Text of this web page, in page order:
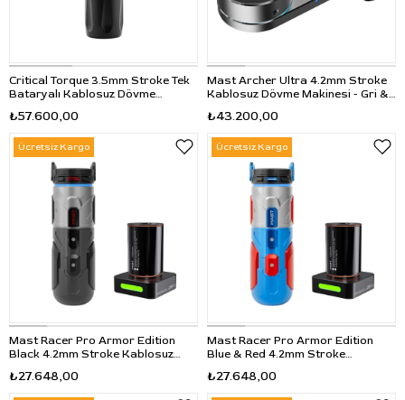
Critical Torque 3.5mm Stroke Tek
Bataryalı Kablosuz Dövme
₺57.600,00
Mast Archer Ultra 4.2mm Stroke
Kablosuz Dövme Makinesi - Gri &
₺43.200,00
Mast Racer Pro Armor Edition
Black 4.2mm Stroke Kablosuz
₺27.648,00
Ücretsiz Kargo
Mast Racer Pro Armor Edition
Blue & Red 4.2mm Stroke
& Kırmızı
₺27.648,00
Ücretsiz Kargo